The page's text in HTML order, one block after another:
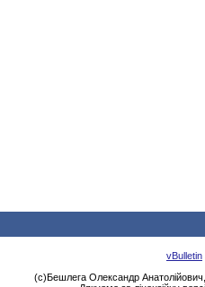
vBulletin
(с)Бешлега Олександр